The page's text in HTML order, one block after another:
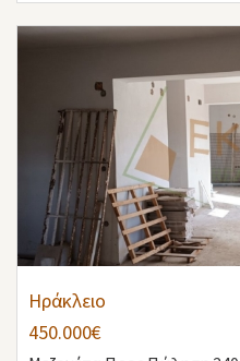
Ηράκλειο
450.000€